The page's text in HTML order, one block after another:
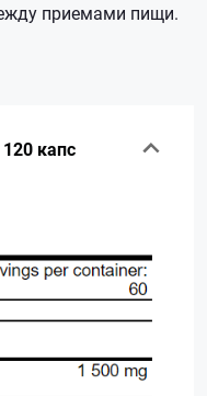
приемами пищи.
капс